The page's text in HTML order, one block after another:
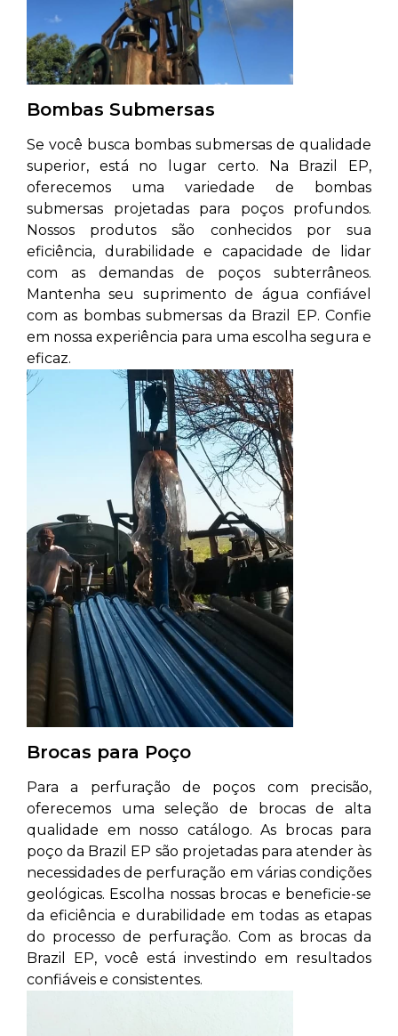
Bombas Submersas
Se você busca bombas submersas de qualidade
superior, está no lugar certo. Na Brazil EP,
oferecemos uma variedade de bombas
submersas projetadas para poços profundos.
Nossos produtos são conhecidos por sua
eficiência, durabilidade e capacidade de lidar
com as demandas de poços subterrâneos.
Mantenha seu suprimento de água confiável
com as bombas submersas da Brazil EP. Confie
em nossa experiência para uma escolha segura e
eficaz.
Brocas para Poço
Para a perfuração de poços com precisão,
oferecemos uma seleção de brocas de alta
qualidade em nosso catálogo. As brocas para
poço da Brazil EP são projetadas para atender às
necessidades de perfuração em várias condições
geológicas. Escolha nossas brocas e beneficie-se
da eficiência e durabilidade em todas as etapas
do processo de perfuração. Com as brocas da
Brazil EP, você está investindo em resultados
confiáveis e consistentes.